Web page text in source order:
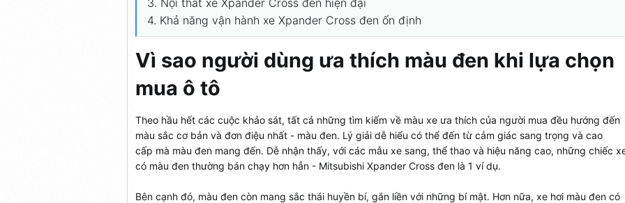
3. Nội thất xe Xpander Cross đen hiện đại
4. Khả năng vận hành xe Xpander Cross đen ổn định
Vì sao người dùng ưa thích màu đen khi lựa chọn
mua ô tô
Theo hầu hết các cuộc khảo sát, tất cả những tìm kiếm về màu xe ưa thích của người mua đều hướng đến
màu sắc cơ bản và đơn điệu nhất - màu đen. Lý giải dễ hiểu có thể đến từ cảm giác sang trọng và cao
cấp mà màu đen mang đến. Dễ nhận thấy, với các mẫu xe sang, thể thao và hiệu năng cao, những chiếc
có màu đen thường bán chạy hơn hẳn - Mitsubishi Xpander Cross đen là 1 ví dụ.
Bên cạnh đó, màu đen còn mang sắc thái huyền bí, gắn liền với những bí mật. Hơn nữa, xe hơi màu đen có